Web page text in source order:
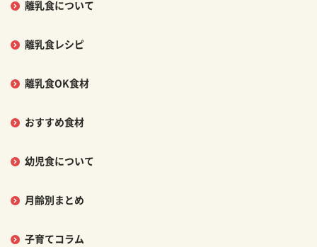
離乳食について
離乳食レシピ
離乳食OK食材
おすすめ食材
幼児食について
月齢別まとめ
子育てコラム